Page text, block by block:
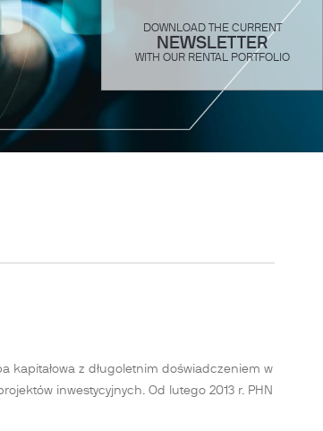
DOWNLOAD THE CURRENT
NEWSLETTER
WITH OUR RENTAL PORTFOLIO
kapitałowa z długoletnim doświadczeniem w
inwestycyjnych. Od lutego 2013 r. PHN